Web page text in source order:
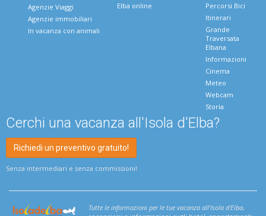
Agenzie Viaggi
Agenzie immobiliari
In vacanza con animali
Elba online
Percorsi Bici
Itinerari
Grande
Traversata
Elbana
Informazioni
Cinema
Meteo
Webcam
Storia
Cerchi una vacanza all'Isola d'Elba?
Richiedi un preventivo gratuito!
Senza intermediari e senza commissioni!
Tutte le informazioni per le tue vacanza all'Isola d'Elba,